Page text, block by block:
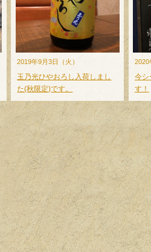
2019年9月3日（火）
玉乃光ひやおろし入荷しまし
た(秋限定)です。
2020
今シ
す！